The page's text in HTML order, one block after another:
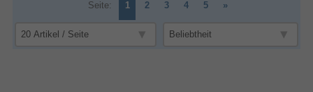
Seite: 1 2 3 4 5 »